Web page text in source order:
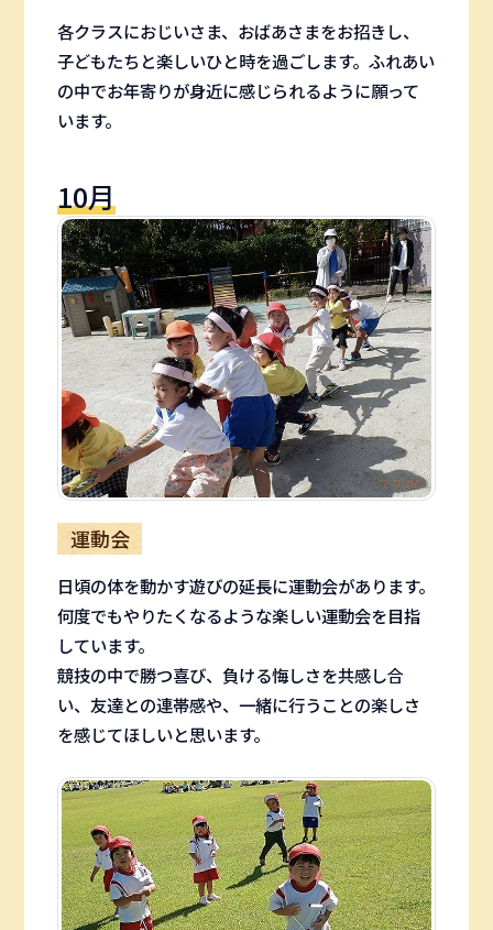
各クラスにおじいさま、おばあさまをお招きし、
子どもたちと楽しいひと時を過ごします。ふれあい
の中でお年寄りが身近に感じられるように願って
います。
10月
運動会
日頃の体を動かす遊びの延長に運動会があります。
何度でもやりたくなるような楽しい運動会を目指
しています。
競技の中で勝つ喜び、負ける悔しさを共感し合
い、友達との連帯感や、一緒に行うことの楽しさ
を感じてほしいと思います。